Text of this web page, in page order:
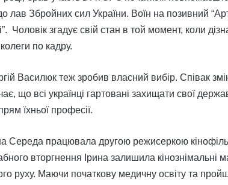
лав Збройних сил України. Воїн на позивний
Чоловік згадує свій стан в той момент, коли
по кадру.
Василюк теж зробив власний вибір. Співак
що всі українці гартовані захищати свої
їхньої професії.
Середа працювала другою режисеркою
вторгнення Ірина залишила кінознімальні
руху. Маючи початкову медичну освіту та